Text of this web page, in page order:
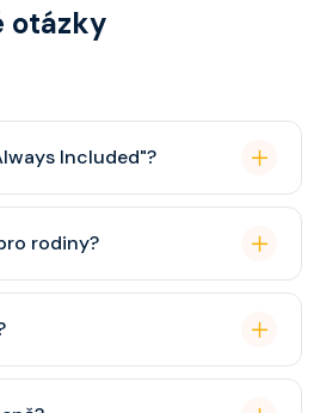
otázky
Included"?
rodiny?
vítány. K dispozici je dětský